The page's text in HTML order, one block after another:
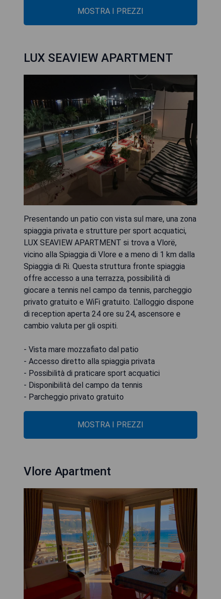
MOSTRA I PREZZI
LUX SEAVIEW APARTMENT
Presentando un patio con vista sul mare, una zona
spiaggia privata e strutture per sport acquatici,
LUX SEAVIEW APARTMENT si trova a Vlorë,
vicino alla Spiaggia di Vlore e a meno di 1 km dalla
Spiaggia di Ri. Questa struttura fronte spiaggia
offre accesso a una terrazza, possibilità di
giocare a tennis nel campo da tennis, parcheggio
privato gratuito e WiFi gratuito. L'alloggio dispone
di reception aperta 24 ore su 24, ascensore e
cambio valuta per gli ospiti.
- Vista mare mozzafiato dal patio
- Accesso diretto alla spiaggia privata
- Possibilità di praticare sport acquatici
- Disponibilità del campo da tennis
- Parcheggio privato gratuito
MOSTRA I PREZZI
Vlore Apartment